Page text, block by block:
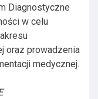
Diagnostyczne
w celu
oraz prowadzenia
medycznej.